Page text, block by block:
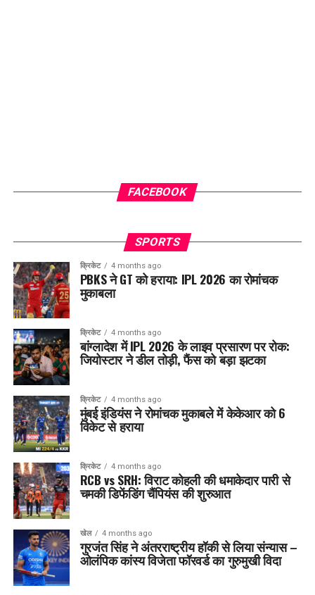
FACEBOOK
SPORTS
क्रिकेट 4 months ago
PBKS ने GT को हराया: IPL 2026 का रोमांचक
मुकाबला
क्रिकेट 4 months ago
बांग्लादेश में IPL 2026 के लाइव प्रसारण पर रोक:
जियोस्टार ने डील तोड़ी, फैंस को बड़ा झटका
क्रिकेट 4 months ago
मुंबई इंडियंस ने रोमांचक मुकाबले में केकेआर को 6
विकेट से हराया
क्रिकेट 4 months ago
RCB vs SRH: विराट कोहली की धमाकेदार पारी से
चमकी डिफेंडिंग चैंपियंस की शुरुआत
खेल 4 months ago
गुरजंत सिंह ने अंतरराष्ट्रीय हॉकी से लिया संन्यास –
ओलंपिक कांस्य विजेता फॉरवर्ड का गुरुमुखी विदा